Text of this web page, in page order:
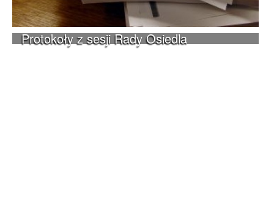
Protokoły z sesji Rady Osiedla